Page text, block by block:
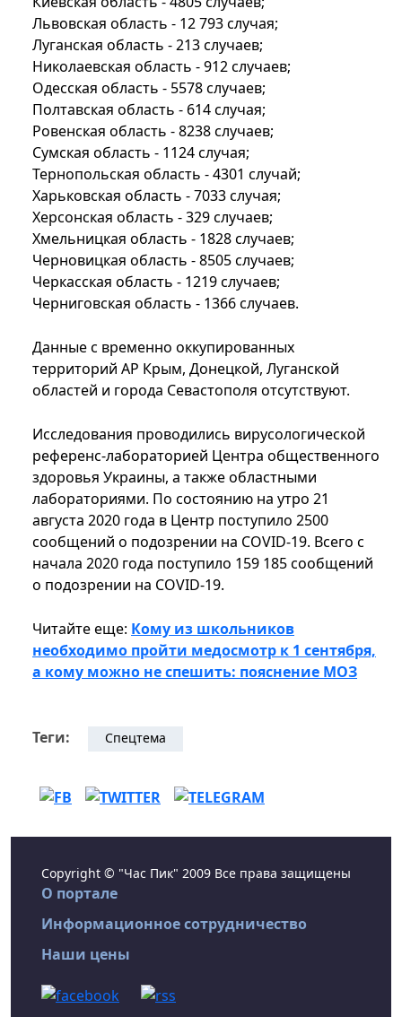
Львовская область - 12 793 случая;
Луганская область - 213 случаев;
Николаевская область - 912 случаев;
Одесская область - 5578 случаев;
Полтавская область - 614 случая;
Ровенская область - 8238 случаев;
Сумская область - 1124 случая;
Тернопольская область - 4301 случай;
Харьковская область - 7033 случая;
Херсонская область - 329 случаев;
Хмельницкая область - 1828 случаев;
Черновицкая область - 8505 случаев;
Черкасская область - 1219 случаев;
Черниговская область - 1366 случаев.
Данные с временно оккупированных
территорий АР Крым, Донецкой, Луганской
областей и города Севастополя отсутствуют.
Исследования проводились вирусологической
референс-лабораторией Центра общественного
здоровья Украины, а также областными
лабораториями. По состоянию на утро 21
августа 2020 года в Центр поступило 2500
сообщений о подозрении на COVID-19. Всего с
начала 2020 года поступило 159 185 сообщений
о подозрении на COVID-19.
Читайте еще: Кому из школьников
необходимо пройти медосмотр к 1 сентября,
а кому можно не спешить: пояснение МОЗ
Теги: Спецтема
Copyright © "Час Пик" 2009 Все права защищены
О портале
Информационное сотрудничество
Наши цены